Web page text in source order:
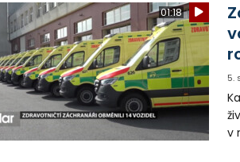
01:18
5.
v